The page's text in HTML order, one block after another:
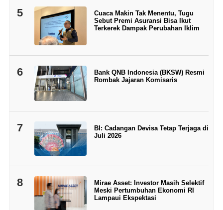
5
Cuaca Makin Tak Menentu, Tugu
Sebut Premi Asuransi Bisa Ikut
Terkerek Dampak Perubahan Iklim
6
Bank QNB Indonesia (BKSW) Resmi
Rombak Jajaran Komisaris
7
BI: Cadangan Devisa Tetap Terjaga di
Juli 2026
8
Mirae Asset: Investor Masih Selektif
Meski Pertumbuhan Ekonomi RI
Lampaui Ekspektasi